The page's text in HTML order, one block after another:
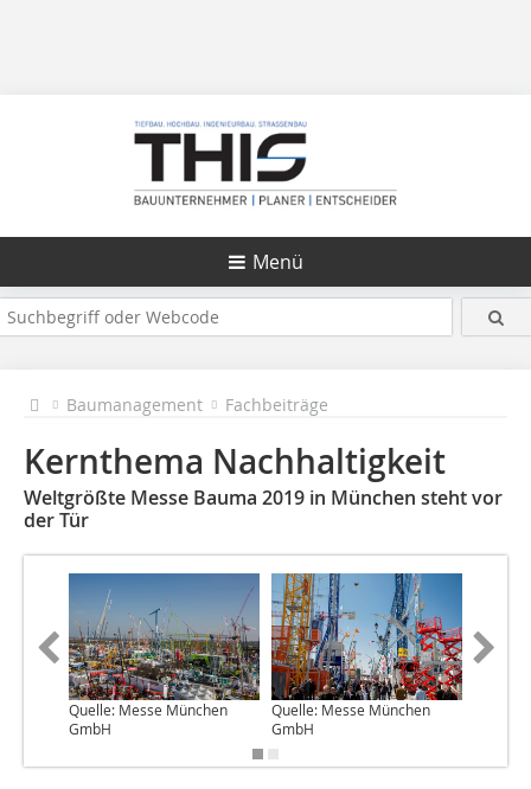
Menü
Baumanagement Fachbeiträge
Kernthema Nachhaltigkeit
Weltgrößte Messe Bauma 2019 in München steht vor
der Tür
Quelle: Messe München
GmbH
Quelle: Messe München
GmbH